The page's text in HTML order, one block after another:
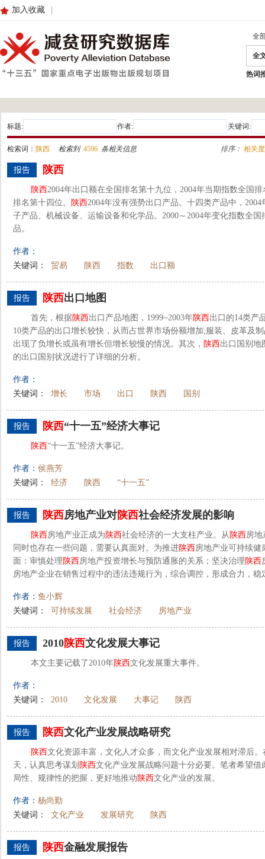
加入收藏
全
全
热词
标题: 作者: 关键词:
排序： 相关度
检索词： 陕西 检索到 4596 条相关信息
报告 陕西
陕西2004年出口额在全国排名第十九位，2004年当期指数全国
排名第十四位。
陕西2004年没有强势出口产品。十四类产品中，
子产品、机械设备、运输设备和化学品。2000～2004年变化指数全
品。
作者：
关键词：
贸易 陕西 指数 出口额
报告 陕西出口地图
首先，根据陕西出口产品地图，1999~2003年陕西出口的14类产
10类产品的出口增长较快，从而占世界市场份额增加;服装、皮革及
出现了负增长或虽有增长但增长较慢的情况。其次， 陕西出口国别地
的出口国别状况进行了详细的分析。
作者：
关键词：
增长 市场 出口 陕西 国别
报告 陕西“十一五”经济大事记
陕西“十一五”经济大事记。
作者： 侯燕芳
关键词：
经济 陕西 “十一五”
报告 陕西房地产业对陕西社会经济发展的影响
陕西房地产业正成为 陕西社会经济的一大支柱产业。从 陕西房地
同时也存在一些问题，需要认真面对。为推进陕西房地产业可持续健
面：审慎处理 陕西房地产投资增长与预防通胀的关系；坚决治理 陕西
房地产企业在销售过程中的违法违规行为，综合调控，形成合力，稳
作者： 鱼小辉
关键词：
可持续发展 社会经济 房地产业
报告 2010陕西文化发展大事记
本文主要记载了2010年陕西文化发展重大事件。
作者：
关键词：
2010 文化发展 大事记 陕西
报告 陕西文化产业发展战略研究
陕西文化资源丰富，文化人才众多，而文化产业发展相对滞后
天，认真思考谋划 陕西文化产业发展战略问题十分必要。笔者希望
局性、规律性的把握，更好地推动 陕西文化产业的发展。
作者： 杨尚勤
关键词：
文化产业 发展研究 陕西
报告 陕西金融发展报告